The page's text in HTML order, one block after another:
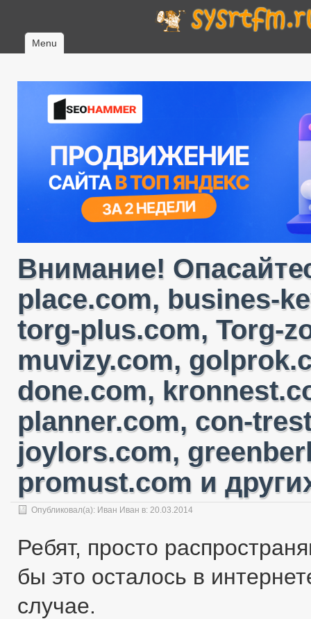
Menu
Внимание!
place.com, busines-
torg-plus.com, Torg-
muvizy.com,
done.com,
planner.com, con-
joylors.com,
promust.com и
Опубликовал(а): Иван Иван в: 20.03.2014
Ребят, просто
бы это осталось в
случае.